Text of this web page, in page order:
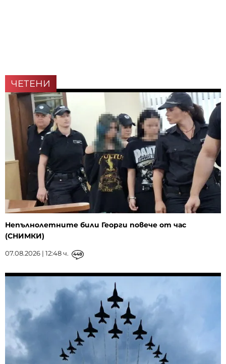
ЧЕТЕНИ
Непълнолетните били Георги повече от час
(СНИМКИ)
07.08.2026 | 12:48 ч. 448